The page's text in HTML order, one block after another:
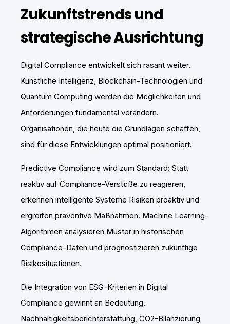
Zukunftstrends und
strategische Ausrichtung
Digital Compliance entwickelt sich rasant weiter.
Künstliche Intelligenz, Blockchain-Technologien und
Quantum Computing werden die Möglichkeiten und
Anforderungen fundamental verändern.
Organisationen, die heute die Grundlagen schaffen,
sind für diese Entwicklungen optimal positioniert.
Predictive Compliance wird zum Standard: Statt
reaktiv auf Compliance-Verstöße zu reagieren,
erkennen intelligente Systeme Risiken proaktiv und
ergreifen präventive Maßnahmen. Machine Learning-
Algorithmen analysieren Muster in historischen
Compliance-Daten und prognostizieren zukünftige
Risikosituationen.
Die Integration von ESG-Kriterien in Digital
Compliance gewinnt an Bedeutung.
Nachhaltigkeitsberichterstattung, CO2-Bilanzierung